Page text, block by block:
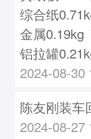
综合纸
金属0.19kg
铝拉罐
2024-08-30
陈友刚装车
2024-08-27